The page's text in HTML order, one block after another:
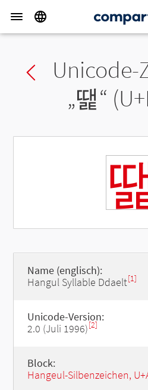
Previous char
Unicode-
„땙“
Name (englisch):
Hangul Syllable Ddaelt[1]
Unicode-Version:
2.0 (Juli 1996)[2]
Block:
Hangeul-Silbenzeichen,